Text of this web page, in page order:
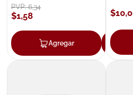
PVP:6,34
$1,58
Agregar
$10,